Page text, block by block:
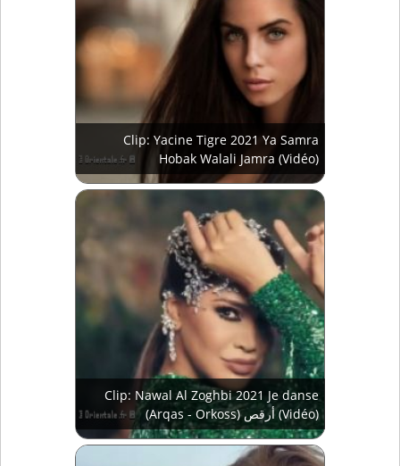
Clip: Yacine Tigre 2021 Ya Samra
Hobak Walali Jamra (Vidéo)
Clip: Nawal Al Zoghbi 2021 Je danse
(Arqas - Orkoss) أرقص (Vidéo)